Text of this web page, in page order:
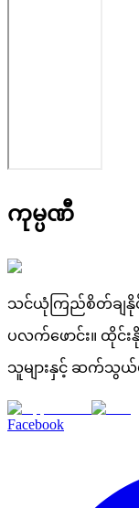
ကုမ္ပဏီ
သင်ယုံကြည်စိတ်ချနို
ပလက်ဖောင်း။ ထိုင်း
သူများနှင့် ဆက်သွယ်ပ
Facebook